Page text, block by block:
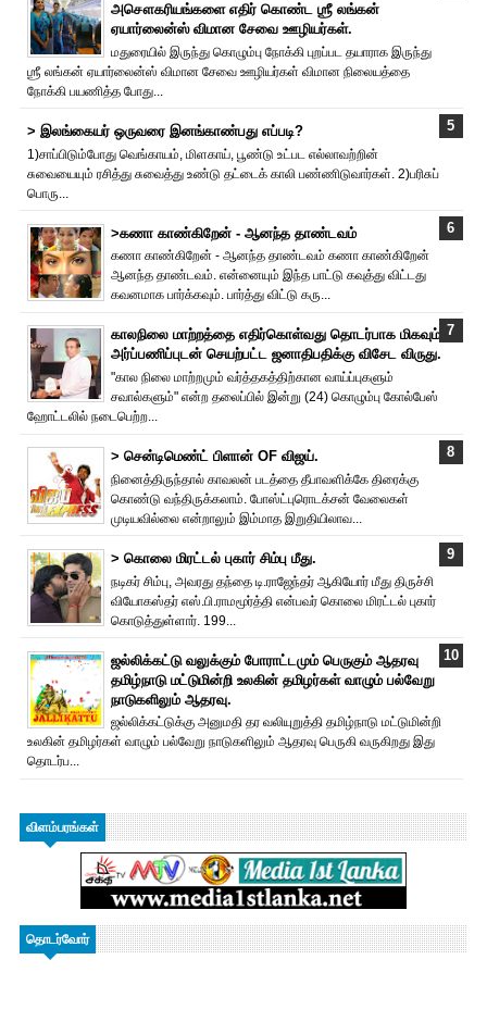
அசௌகரியங்களை எதிர் கொண்ட ஶ்ரீ லங்கன்
ஏயார்லைன்ஸ் விமான சேவை ஊழியர்கள்.
மதுரையில் இருந்து கொழும்பு நோக்கி புறப்பட தயாராக இருந்து
ஶ்ரீ லங்கன் ஏயார்லைன்ஸ் விமான சேவை ஊழியர்கள் விமான நிலையத்தை
நோக்கி பயணித்த போது...
> இலங்கையர் ஒருவரை இனங்காண்பது எப்படி?
1)சாப்பிடும்போது வெங்காயம், மிளகாய், பூண்டு உட்பட எல்லாவற்றின்
சுவையையும் ரசித்து சுவைத்து உண்டு தட்டைக் காலி பண்ணிடுவார்கள். 2)பரிசுப்
பொரு...
>கணா காண்கிறேன் - ஆனந்த தாண்டவம்
கணா காண்கிறேன் - ஆனந்த தாண்டவம் கணா காண்கிறேன்
ஆனந்த தாண்டவம். என்னையும் இந்த பாட்டு கவுத்து விட்டது
கவனமாக பார்க்கவும். பார்த்து விட்டு கரு...
காலநிலை மாற்றத்தை எதிர்கொள்வது தொடர்பாக மிகவும்
அர்ப்பணிப்புடன் செயற்பட்ட ஜனாதிபதிக்கு விசேட விருது.
"கால நிலை மாற்றமும் வர்த்தகத்திற்கான வாய்ப்புகளும்
சவால்களும்" என்ற தலைப்பில் இன்று (24) கொழும்பு கோல்பேஸ்
ஹோட்டலில் நடைபெற்ற...
> சென்டிமெண்ட் பிளான் OF விஜய்.
நினைத்திருந்தால் காவலன் படத்தை தீபாவளிக்கே திரைக்கு
கொண்டு வந்திருக்கலாம். போஸ்ட்புரொட‌க்சன் வேலைகள்
முடியவில்லை என்றாலும் இம்மாத இறுதியிலாவ...
> கொலை மிரட்டல் புகார் சிம்பு மீது.
நடிகர் சிம்பு, அவரது தந்தை டி.ராஜேந்தர் ஆகியோர் மீது திருச்சி
வியோகஸ்தர் எஸ்.பி.ராமமூர்த்தி என்பவர் கொலை மிரட்டல் புகார்
கொடுத்துள்ளார். 199...
ஜல்லிக்கட்டு வலுக்கும் போராட்டமும் பெருகும் ஆதரவு
தமிழ்நாடு மட்டுமின்றி உலகின் தமிழர்கள் வாழும் பல்வேறு
நாடுகளிலும் ஆதரவு.
ஜல்லிக்கட்டுக்கு அனுமதி தர வலியுறுத்தி தமிழ்நாடு மட்டுமின்றி
உலகின் தமிழர்கள் வாழும் பல்வேறு நாடுகளிலும் ஆதரவு பெருகி வருகிறது இது
தொடர்ப...
விளம்பரங்கள்
தொடர்வோர்